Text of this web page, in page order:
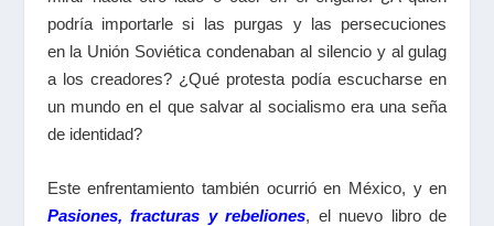
podría importarle si las purgas y las persecuciones
en la Unión Soviética condenaban al silencio y al gulag
a los creadores? ¿Qué protesta podía escucharse en
un mundo en el que salvar al socialismo era una seña
de identidad?
Este enfrentamiento también ocurrió en México, y en
Pasiones, fracturas y rebeliones, el nuevo libro de